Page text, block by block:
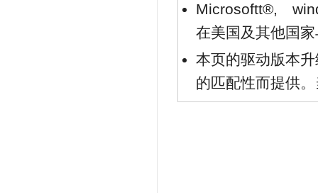
Microsoftt®,
在美国及其他国
本页的驱动版本
的匹配性而提供